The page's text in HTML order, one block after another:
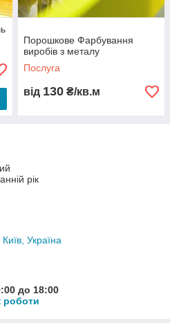
Порошкове Фарбування
виробів з металу
Послуга
від 130 ₴/кв.м
рік
Україна
до 18:00
роботи